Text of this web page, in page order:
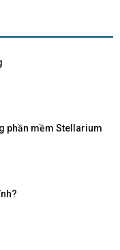
phần mềm Stellarium